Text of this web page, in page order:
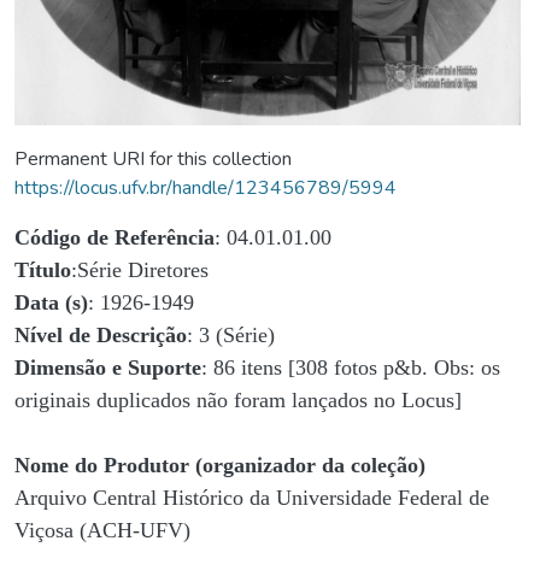
Permanent URI for this collection
https://locus.ufv.br/handle/123456789/5994
Código de Referência: 04.01.01.00
Título:Série Diretores
Data (s): 1926-1949
Nível de Descrição: 3 (Série)
Dimensão e Suporte: 86 itens [308 fotos p&b. Obs: os
originais duplicados não foram lançados no Locus]
Nome do Produtor (organizador da coleção)
Arquivo Central Histórico da Universidade Federal de
Viçosa (ACH-UFV)